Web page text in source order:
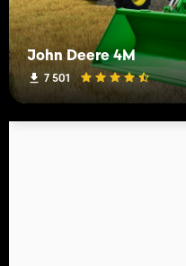
John Deere 4M
7 501